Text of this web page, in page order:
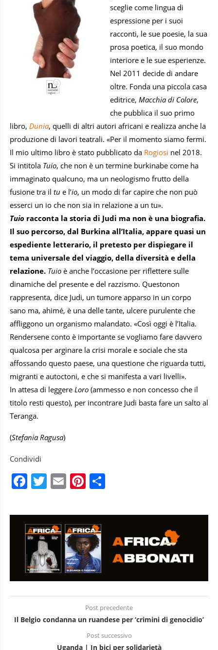
sceglie come lingua di
espressione per i suoi
racconti, le sue poesie, la sua
prosa poetica, il suo mondo
interiore e le sue esperienze.
Nel 2011 decide di andare
oltre. Fonda una piccola casa
editrice, Macchia di Colore,
che pubblica il suo primo
libro, Dunia, quelli di altri autori africani e realizza anche la
produzione di lavori teatrali. «Per il momento siamo fermi.
Il mio ultimo libro è stato pubblicato da Rogiosi nel 2018.
Si intitola Tuio, che non è un termine burkinabe come ha
immaginato qualcuno, ma un neologismo frutto della
fusione tra il tu e l’io, un modo di far capire che non può
esserci un io che non sia in relazione a un tu».
Tuio racconta la storia di Judi ma non è una biografia.
Il suo percorso, dal Burkina all’Italia, appare quasi un
espediente letterario, il pretesto per dispiegare il
tema universale del viaggio, della diversità e della
relazione. Tuio è anche l’occasione per riflettere sulle
dinamiche del presente e del razzismo. Questonon
rappresenta, dice Judi, un tumore apparso in un corpo
sano ma, ahimé, è una delle tante, ulcere purulente che
affliggono un organismo malandato. «Così oggi è l’Italia.
Rendersene conto è importante se vogliamo fare davvero
qualcosa per arginare la crisi morale e sociale che sta
affossando questo paese, una questione che riguarda tutti,
migranti e autoctoni, e che si manifesta a vari livelli».
In attesa di leggere Loro (ammesso e non concesso che il
titolo resti questo), per incontrare Judi basta fare un salto al
Teranga.
(Stefania Ragusa)
Condividi
Facebook
Twitter
EmailPinterest
Post precedente
Il Belgio condanna un ruandese per ‘crimini di genocidio’
Post successivo
Uganda | In bici per solidarietà